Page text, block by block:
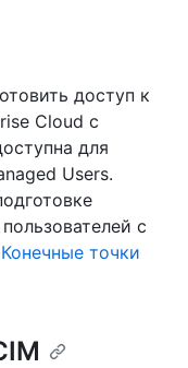
доступ к
Cloud с
для
Users.
с
Конечные точки